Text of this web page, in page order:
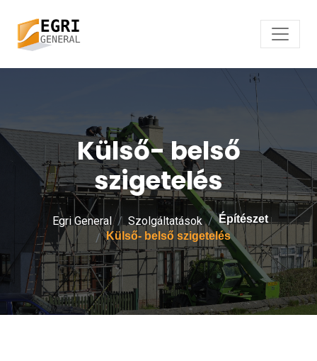
Külső- belső
szigetelés
Egri General Szolgáltatások
Építészet
Külső- belső szigetelés